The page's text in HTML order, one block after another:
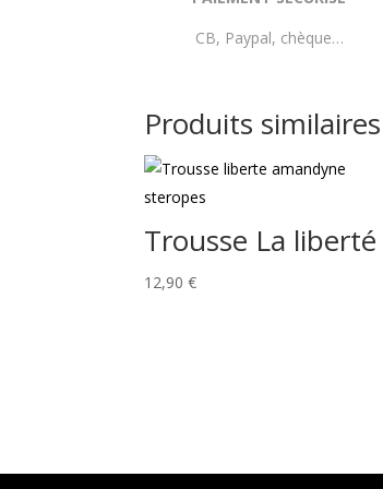
CB, Paypal, chèque…
Produits similaires
Trousse La liberté
12,90 €